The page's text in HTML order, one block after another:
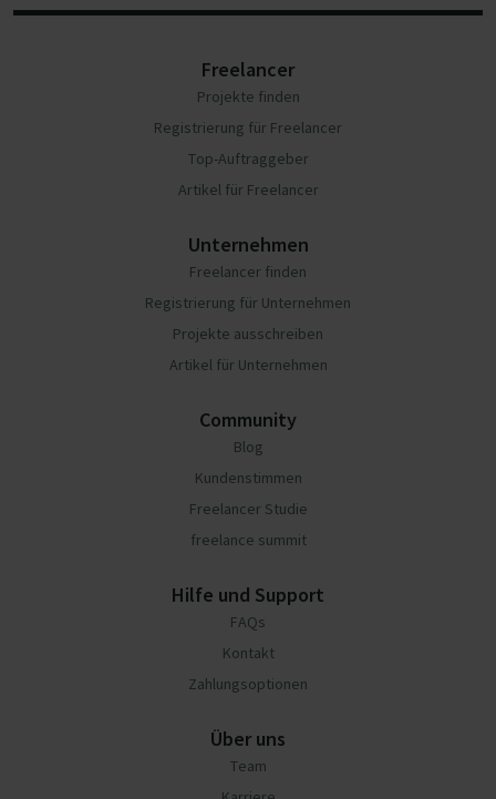
Freelancer
Projekte finden
Registrierung für Freelancer
Top-Auftraggeber
Artikel für Freelancer
Unternehmen
Freelancer finden
Registrierung für Unternehmen
Projekte ausschreiben
Artikel für Unternehmen
Community
Blog
Kundenstimmen
Freelancer Studie
freelance summit
Hilfe und Support
FAQs
Kontakt
Zahlungsoptionen
Über uns
Team